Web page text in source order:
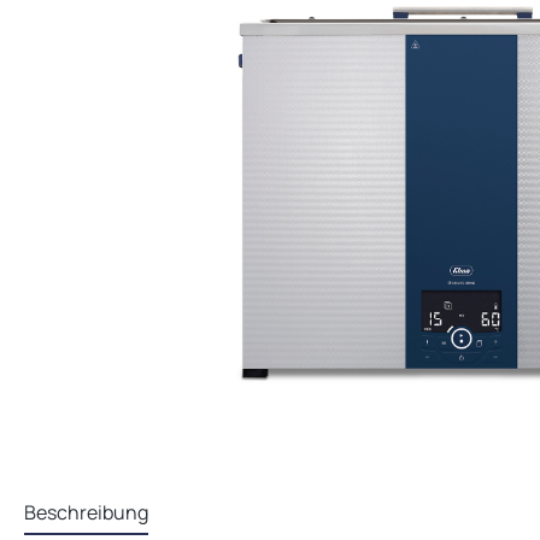
Beschreibung